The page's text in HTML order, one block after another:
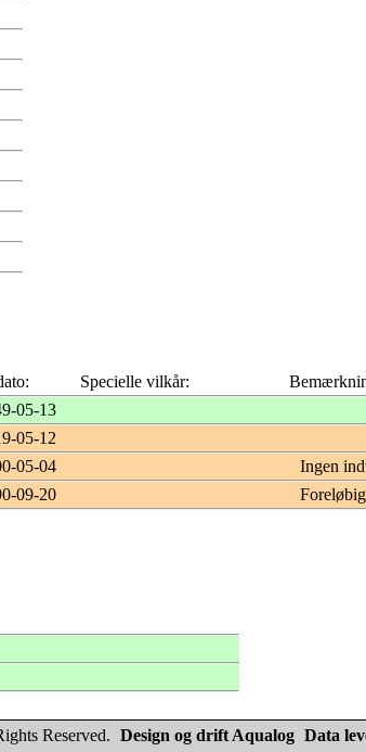
Specielle vilkår:
05-13
05-12
05-04
Ingen
09-20
Reserved. Design og drift Aqualog Data